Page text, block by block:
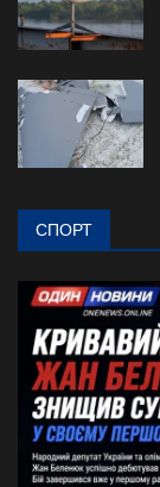
СПОРТ